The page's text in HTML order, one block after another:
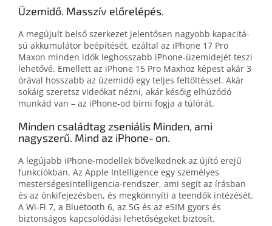
Üzemidő. Masszív előrelépés.
A megújult belső szerkezet jelentő­sen nagyobb kapa­ci­tá­
sú akkumulá­tor be­építé­sét, ezáltal az iPhone 17 Pro
Maxon minden idők leghosszabb iPhone-üzemidejét teszi
lehetővé. Emellett az iPhone 15 Pro Max­hoz képest akár 3
órával hosszabb az üzem­idő egy teljes fel­töl­tés­sel. Akár
sokáig sze­retsz videó­kat nézni, akár későig el­húzódó
munkád van – az iPhone‑od bírni fogja a túlórát.
Minden családtag zseniális Minden, ami
nagyszerű. Mind az iPhone‑on.
A legújabb iPhone-modellek bővel­ked­nek az újító erejű
funkciók­ban. Az Apple Intelligence egy személyes
mesterségesintelligencia-rendszer, ami segít az írás­ban
és az ön­kifejezés­ben, és meg­könnyíti a teen­dők intézését.
A Wi-Fi 7, a Bluetooth 6, az 5G és az eSIM gyors és
biztonságos kapcsolódási lehetőségeket biztosít.